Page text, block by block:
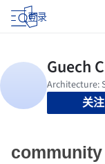
登录
关注
community